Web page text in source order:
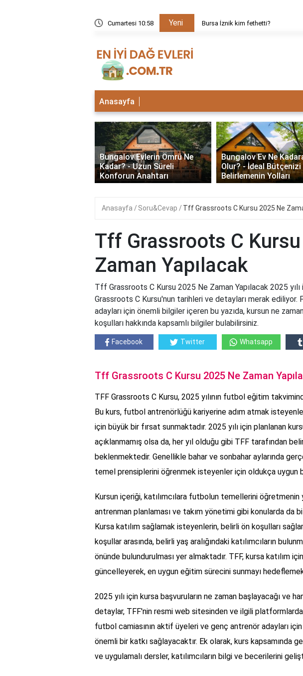
Cumartesi 10:58 Yeni Bursa İznik kim fethetti?
Anasayfa
Bungalov Evlerin Ömrü Ne
Kadar? - Uzun Süreli
Konforun Anahtarı
Bungalov Ev Ne
Olur? - İdeal Bütçenizi
Belirlemenin Yolları
‹
Anasayfa Soru&Cevap Tff Grassroots C Kursu 2025 Ne
Tff Grassroots C
Zaman Yapılacak
Tff Grassroots C Kursu 2025 Ne Zaman Yapılacak 2025
Grassroots C Kursu'nun tarihleri ve detayları merak
adayları için önemli bilgiler içeren bu yazıda, kursun ne
koşulları hakkında kapsamlı bilgiler bulabilirsiniz.
Facebook Twitter Whatsapp
Tff Grassroots C Kursu 2025 Ne Zaman
TFF Grassroots C Kursu, 2025 yılının futbol eğitim
Bu kurs, futbol antrenörlüğü kariyerine adım atmak
için büyük bir fırsat sunmaktadır. 2025 yılı için planlanan
açıklanmamış olsa da, her yıl olduğu gibi TFF tarafından
beklenmektedir. Genellikle bahar ve sonbahar aylarında
temel prensiplerini öğrenmek isteyenler için oldukça uygun
Kursun içeriği, katılımcılara futbolun temellerini öğretmenin
antrenman planlaması ve takım yönetimi gibi konularda da
Kursa katılım sağlamak isteyenlerin, belirli ön koşulları
koşullar arasında, belirli yaş aralığındaki katılımcıların
önünde bulundurulması yer almaktadır. TFF, kursa katılım
güncelleyerek, en uygun eğitim sürecini sunmayı
2025 yılı için kursa başvuruların ne zaman başlayacağı ve
detaylar, TFF'nin resmi web sitesinden ve ilgili
futbol camiasının aktif üyeleri ve genç antrenör adayları
önemli bir katkı sağlayacaktır. Ek olarak, kurs kapsamında
ve uygulamalı dersler, katılımcıların bilgi ve becerilerini